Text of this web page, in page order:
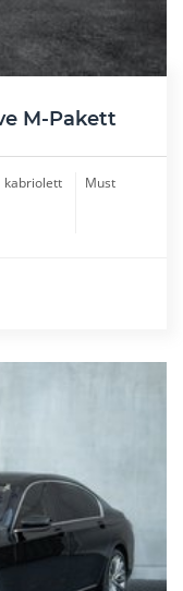
M-Pakett
kabriolett Must